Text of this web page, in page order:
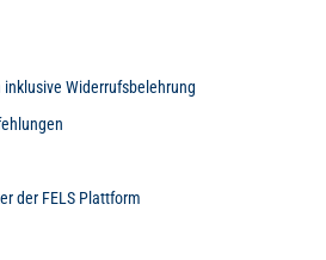
Widerrufsbelehrung
der FELS Plattform